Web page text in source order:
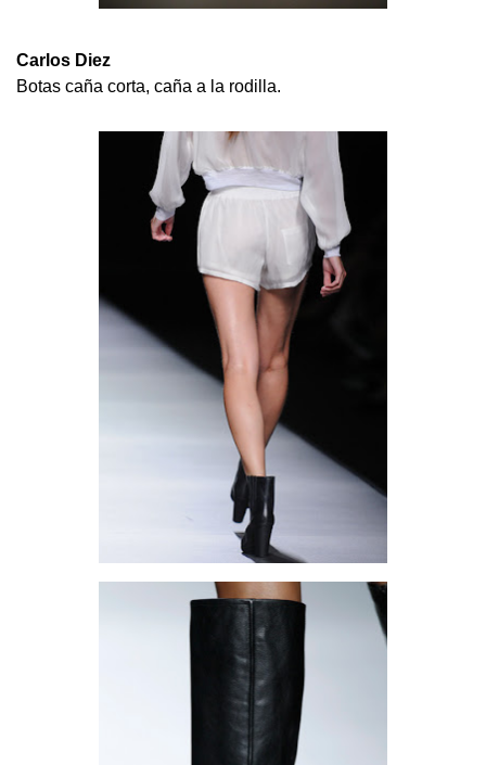
Carlos Diez
Botas caña corta, caña a la rodilla.